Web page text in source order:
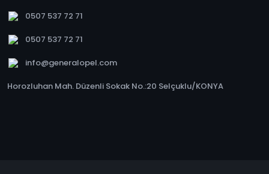
0507 537 72 71
0507 537 72 71
info@generalopel.com
Horozluhan Mah. Düzenli Sokak No.:20 Selçuklu/KONYA